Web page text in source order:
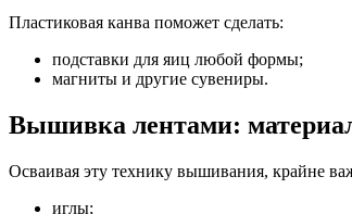
Пластиковая канва поможет сделать:
подставки для яиц любой формы;
магниты и другие сувениры.
Вышивка лентами:
Осваивая эту технику вышивания, крайне
иглы;